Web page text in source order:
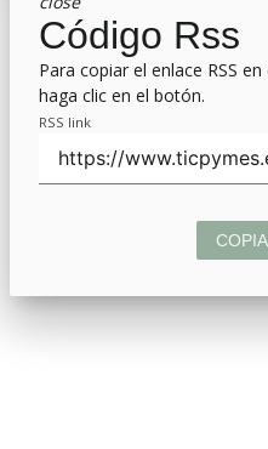
Código Rss
Para copiar el enlace RSS
haga clic en el botón.
RSS link